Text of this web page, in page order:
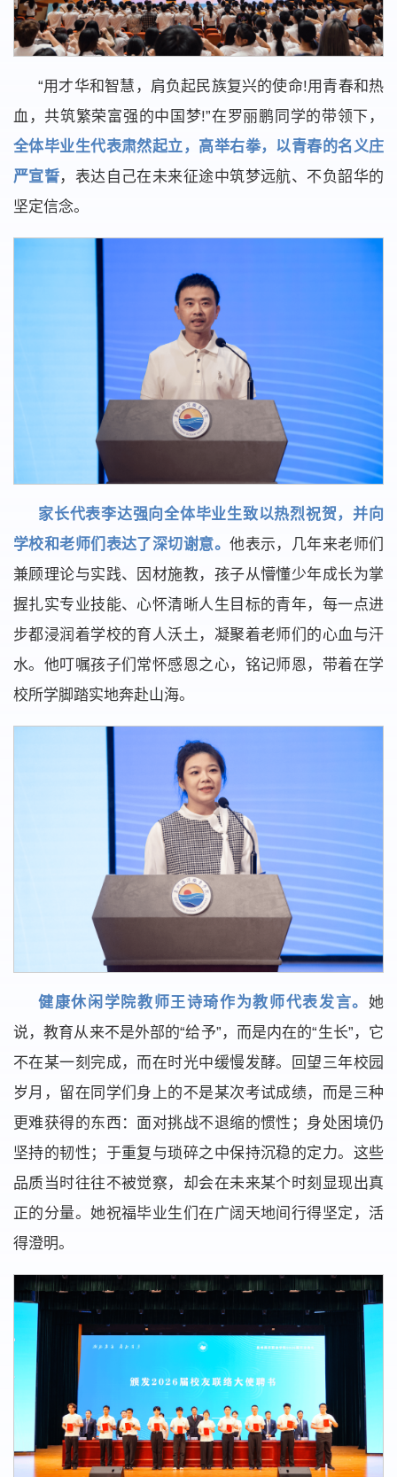
“用才华和智慧，肩负起民族复兴的使命!用青春和热
血，共筑繁荣富强的中国梦!”在罗丽鹏同学的带领下，
全体毕业生代表肃然起立，高举右拳，以青春的名义庄
严宣誓，表达自己在未来征途中筑梦远航、不负韶华的
坚定信念。
家长代表李达强向全体毕业生致以热烈祝贺，并向
学校和老师们表达了深切谢意。他表示，几年来老师们
兼顾理论与实践、因材施教，孩子从懵懂少年成长为掌
握扎实专业技能、心怀清晰人生目标的青年，每一点进
步都浸润着学校的育人沃土，凝聚着老师们的心血与汗
水。他叮嘱孩子们常怀感恩之心，铭记师恩，带着在学
校所学脚踏实地奔赴山海。
健康休闲学院教师王诗琦作为教师代表发言。 她
说，教育从来不是外部的“给予”，而是内在的“生长”，它
不在某一刻完成，而在时光中缓慢发酵。回望三年校园
岁月，留在同学们身上的不是某次考试成绩，而是三种
更难获得的东西：面对挑战不退缩的惯性；身处困境仍
坚持的韧性；于重复与琐碎之中保持沉稳的定力。这些
品质当时往往不被觉察，却会在未来某个时刻显现出真
正的分量。她祝福毕业生们在广阔天地间行得坚定，活
得澄明。